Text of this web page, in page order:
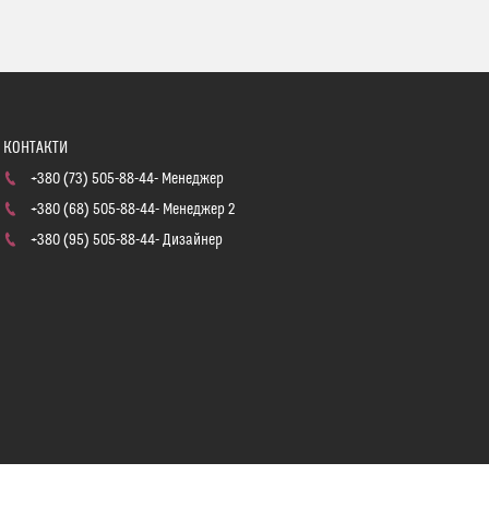
+380 (73) 505-88-44 Менеджер
+380 (68) 505-88-44 Менеджер 2
+380 (95) 505-88-44 Дизайнер